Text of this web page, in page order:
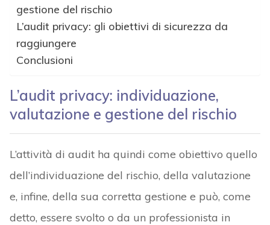
gestione del rischio
L’audit privacy: gli obiettivi di sicurezza da
raggiungere
Conclusioni
L’audit privacy: individuazione,
valutazione e gestione del rischio
L’attività di audit ha quindi come obiettivo quello
dell’individuazione del rischio, della valutazione
e, infine, della sua corretta gestione e può, come
detto, essere svolto o da un professionista in